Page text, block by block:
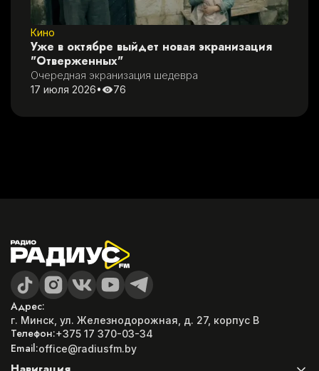
Кино
Уже в октябре выйдет новая экранизация
"Отверженных"
Очередная экранизация шедевра
17 июля 2026• 76
Адрес:
г. Минск, ул. Железнодорожная, д. 27, корпус B
Телефон:+375 17 370-03-34
Email:office@radiusfm.by